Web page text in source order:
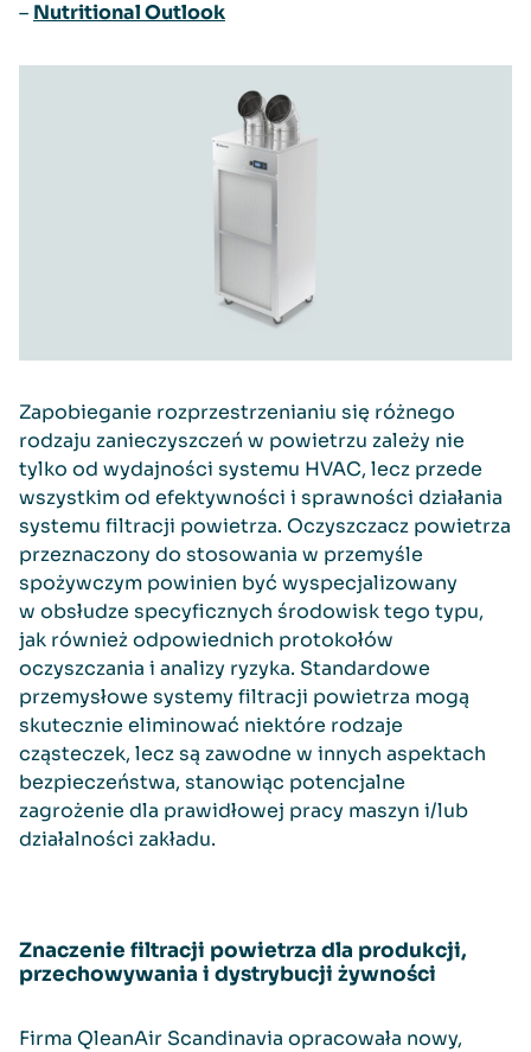
– Nutritional Outlook
Zapobieganie rozprzestrzenianiu się różnego
rodzaju zanieczyszczeń w powietrzu zależy nie
tylko od wydajności systemu HVAC, lecz przede
wszystkim od efektywności i sprawności działania
systemu filtracji powietrza. Oczyszczacz powietrza
przeznaczony do stosowania w przemyśle
spożywczym powinien być wyspecjalizowany
w obsłudze specyficznych środowisk tego typu,
jak również odpowiednich protokołów
oczyszczania i analizy ryzyka. Standardowe
przemysłowe systemy filtracji powietrza mogą
skutecznie eliminować niektóre rodzaje
cząsteczek, lecz są zawodne w innych aspektach
bezpieczeństwa, stanowiąc potencjalne
zagrożenie dla prawidłowej pracy maszyn i/lub
działalności zakładu.
Znaczenie filtracji powietrza dla produkcji,
przechowywania i dystrybucji żywności
Firma QleanAir Scandinavia opracowała nowy,